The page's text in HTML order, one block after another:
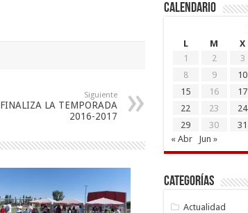
Siguiente
FINALIZA LA TEMPORADA
2016-2017
Calendario
L
M X
1
2 3
8
9 10
15
16 17
22
23 24
29
30
31
« Abr
Jun »
Categorías
Actualidad